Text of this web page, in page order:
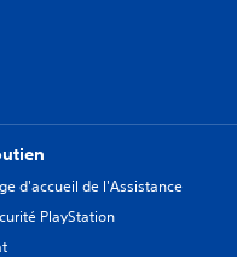
d'accueil de l'Assistance
PlayStation